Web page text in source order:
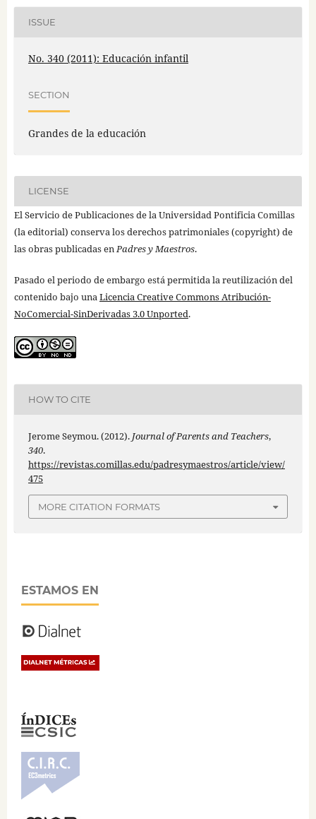
ISSUE
No. 340 (2011): Educación infantil
SECTION
Grandes de la educación
LICENSE
El Servicio de Publicaciones de la Universidad Pontificia Comillas
(la editorial) conserva los derechos patrimoniales (copyright) de
las obras publicadas enPadres y Maestros.
Pasado el periodo de embargo está permitida la reutilización del
contenido bajo unaLicencia Creative Commons Atribución-
NoComercial-SinDerivadas 3.0 Unported.
HOW TO CITE
Jerome Seymou. (2012). Journal of Parents and Teachers,
340.
https://revistas.comillas.edu/padresymaestros/article/view/
475
MORE CITATION FORMATS
ESTAMOS EN